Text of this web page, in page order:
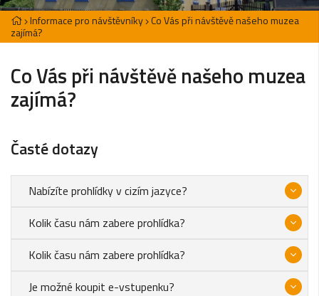
Informace pro návštěvníky Co Vás při návštěvě našeho muzea
zajímá?
Co Vás při návštěvě našeho muzea
zajímá?
Časté dotazy
Nabízíte prohlídky v cizím jazyce?
Kolik času nám zabere prohlídka?
Kolik času nám zabere prohlídka?
Je možné koupit e-vstupenku?